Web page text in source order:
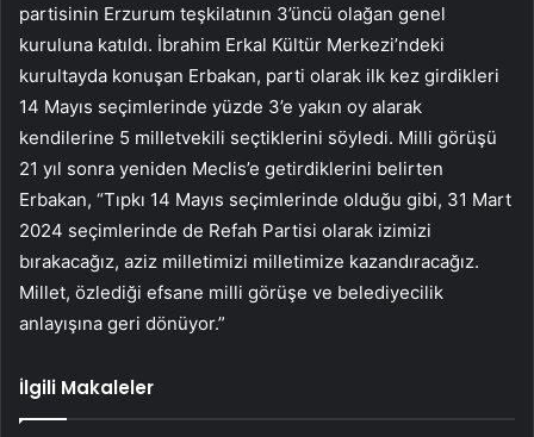
partisinin Erzurum teşkilatının 3’üncü olağan genel
kuruluna katıldı. İbrahim Erkal Kültür Merkezi’ndeki
kurultayda konuşan Erbakan, parti olarak ilk kez girdikleri
14 Mayıs seçimlerinde yüzde 3’e yakın oy alarak
kendilerine 5 milletvekili seçtiklerini söyledi. Milli görüşü
21 yıl sonra yeniden Meclis’e getirdiklerini belirten
Erbakan, “Tıpkı 14 Mayıs seçimlerinde olduğu gibi, 31 Mart
2024 seçimlerinde de Refah Partisi olarak izimizi
bırakacağız, aziz milletimizi milletimize kazandıracağız.
Millet, özlediği efsane milli görüşe ve belediyecilik
anlayışına geri dönüyor.”
İlgili Makaleler